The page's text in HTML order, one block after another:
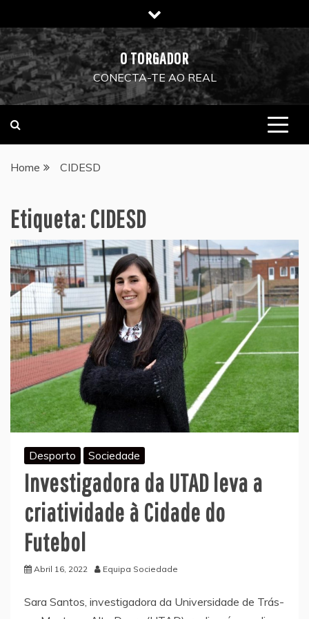
to
content
O TORGADOR
CONECTA-TE AO REAL
Home CIDESD
Etiqueta:CIDESD
Desporto Sociedade
Investigadora da UTAD leva a
criatividade à Cidade do
Futebol
Abril 16, 2022 Equipa Sociedade
Sara Santos, investigadora da Universidade de Trás-